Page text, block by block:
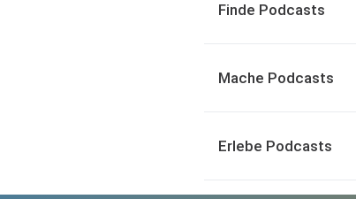
Finde Podcasts
Mache Podcasts
Erlebe Podcasts